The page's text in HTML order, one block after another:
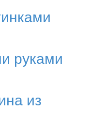
руками
из